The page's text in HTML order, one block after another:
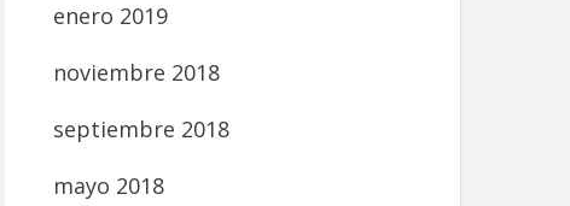
enero 2019
noviembre 2018
septiembre 2018
mayo 2018